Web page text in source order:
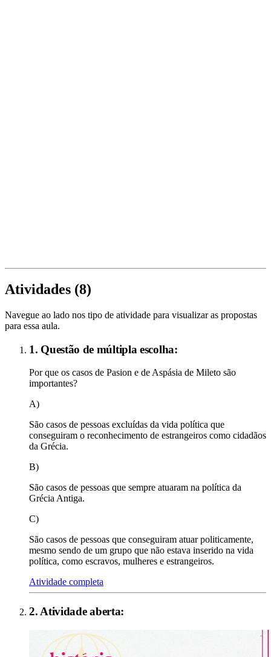
Atividades (8)
Navegue ao lado nos tipo de atividade para visualizar as propostas
para essa aula.
1. Questão de múltipla escolha:
Por que os casos de Pasion e de Aspásia de Mileto são
importantes?
A)
São casos de pessoas excluídas da vida política que
conseguiram o reconhecimento de estrangeiros como cidadãos
da Grécia.
B)
São casos de pessoas que sempre atuaram na política da
Grécia Antiga.
C)
São casos de pessoas que conseguiram atuar politicamente,
mesmo sendo de um grupo que não estava inserido na vida
política, como escravos, mulheres e estrangeiros.
Atividade completa
2. Atividade aberta: